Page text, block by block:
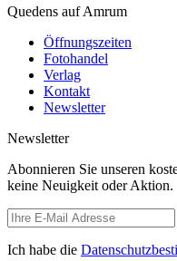
Quedens auf Amrum
Öffnungszeiten
Fotohandel
Verlag
Kontakt
Newsletter
Newsletter
Abonnieren Sie unseren
keine Neuigkeit oder Aktion.
Ich habe die